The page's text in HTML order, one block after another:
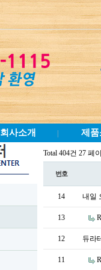
회사소개 제품
Total 404건 27 페
번호
14 내일
13
12 듀라
11